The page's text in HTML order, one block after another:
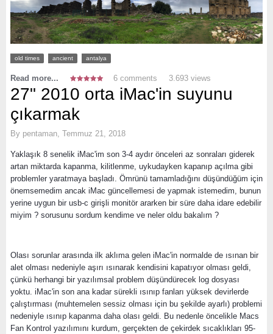
old times ancient antalya
Read more... 6 comments 3.693 views
27" 2010 orta iMac'in suyunu
çıkarmak
By pentaman, Temmuz 21, 2018
Yaklaşık 8 senelik iMac'im son 3-4 aydır önceleri az sonraları giderek
artan miktarda kapanma, kilitlenme, uykudayken kapanıp açılma gibi
problemler yaratmaya başladı. Ömrünü tamamladığını düşündüğüm için
önemsemedim ancak iMac güncellemesi de yapmak istemedim, bunun
yerine uygun bir usb-c girişli monitör ararken bir süre daha idare edebilir
miyim ? sorusunu sordum kendime ve neler oldu bakalım ?
Olası sorunlar arasında ilk aklıma gelen iMac'in normalde de ısınan bir
alet olması nedeniyle aşırı ısınarak kendisini kapatıyor olması geldi,
çünkü herhangi bir yazılımsal problem düşündürecek log dosyası
yoktu. iMac'in son ana kadar sürekli ısınıp fanları yüksek devirlerde
çalıştırması (muhtemelen sessiz olması için bu şekilde ayarlı) problemi
nedeniyle ısınıp kapanma daha olası geldi. Bu nedenle öncelikle Macs
Fan Kontrol yazılımını kurdum, gerçekten de çekirdek sıcaklıkları 95-